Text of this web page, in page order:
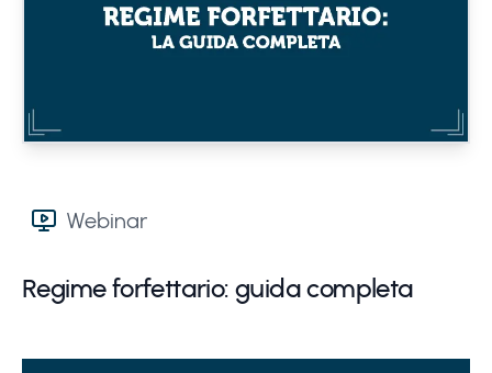
Webinar
Regime forfettario: guida completa